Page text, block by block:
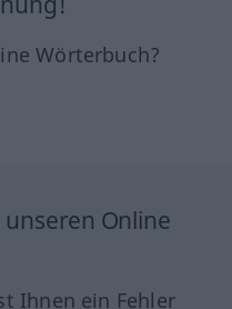
Wörterbuch?
unseren Online
Ihnen ein Fehler